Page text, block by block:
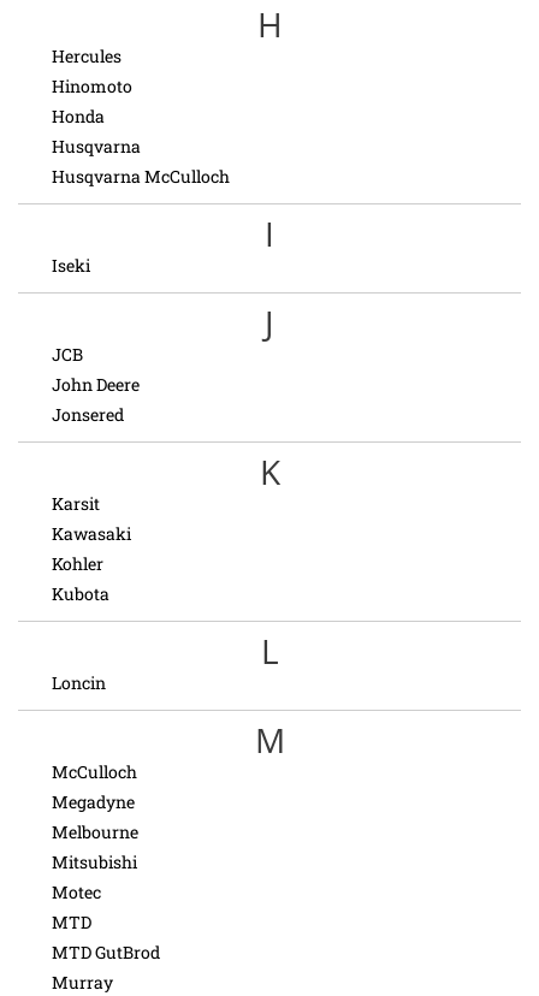
H
Hercules
Hinomoto
Honda
Husqvarna
Husqvarna McCulloch
I
Iseki
J
JCB
John Deere
Jonsered
K
Karsit
Kawasaki
Kohler
Kubota
L
Loncin
M
McCulloch
Megadyne
Melbourne
Mitsubishi
Motec
MTD
MTD GutBrod
Murray